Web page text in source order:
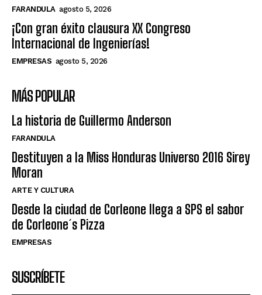
FARANDULA agosto 5, 2026
¡Con gran éxito clausura XX Congreso
Internacional de Ingenierías!
EMPRESAS agosto 5, 2026
MÁS POPULAR
La historia de Guillermo Anderson
FARANDULA
Destituyen a la Miss Honduras Universo 2016 Sirey
Moran
ARTE Y CULTURA
Desde la ciudad de Corleone llega a SPS el sabor
de Corleone´s Pizza
EMPRESAS
SUSCRÍBETE